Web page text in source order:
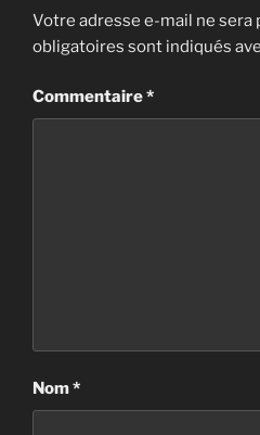
Votre adresse e-mail ne sera
obligatoires sont indiqués
Commentaire*
Nom*